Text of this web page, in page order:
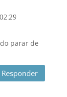
parar de
Responder